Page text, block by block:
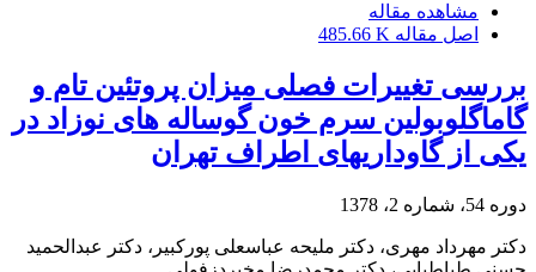
مشاهده مقاله
اصل مقاله 485.66 K
بررسی تغییرات فصلی میزان پروتئین تام و
گاماگلوبولین سرم خون گوساله های نوزاد در
یکی از گاوداریهای اطراف تهران
دوره 54، شماره 2، 1378
دکتر مهرداد مهری، دکتر ملیحه عباسعلی پورکبیر، دکتر عبدالحمید